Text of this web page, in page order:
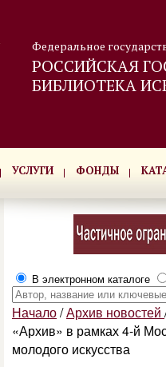
Федеральное
РОССИЙСКАЯ
БИБЛИОТЕКА
УСЛУГИ ФОНДЫ
В электронном каталоге
Начало/Архив новостей
«Архив» в рамках 4-й
молодого искусства